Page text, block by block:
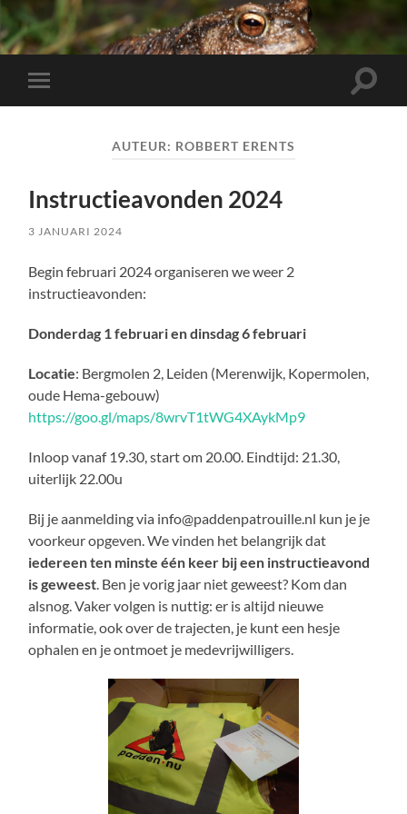
Toggle
mobiel
Toggle
AUTEUR: ROBBERT ERENTS
Instructieavonden 2024
3 JANUARI 2024
Begin februari 2024 organiseren we weer 2
instructieavonden:
Donderdag 1 februari en dinsdag 6 februari
Locatie: Bergmolen 2, Leiden (Merenwijk, Kopermolen,
oude Hema-gebouw)
https://goo.gl/maps/8wrvT1tWG4XAykMp9
Inloop vanaf 19.30, start om 20.00. Eindtijd: 21.30,
uiterlijk 22.00u
Bij je aanmelding via info@paddenpatrouille.nl kun je je
voorkeur opgeven. We vinden het belangrijk dat
iedereen ten minste één keer bij een instructieavond
is geweest. Ben je vorig jaar niet geweest? Kom dan
alsnog. Vaker volgen is nuttig: er is altijd nieuwe
informatie, ook over de trajecten, je kunt een hesje
ophalen en je ontmoet je medevrijwilligers.